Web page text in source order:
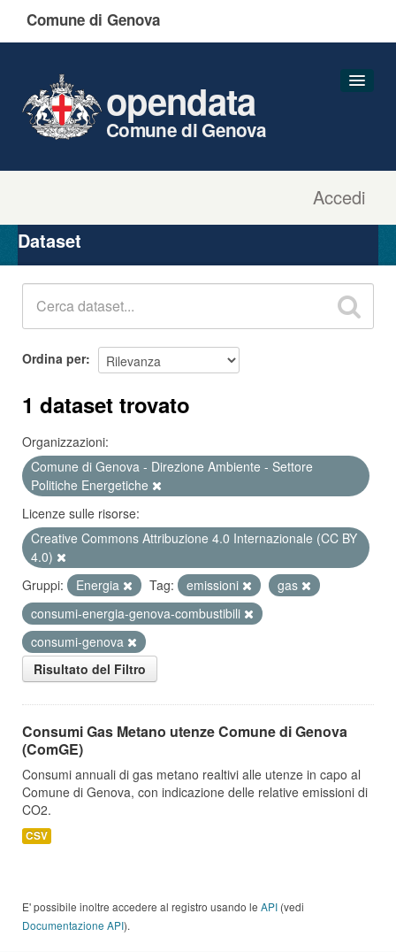
Comune di Genova
Accedi
opendata
Comune di Genova
Organizzazioni
Gruppi
Dataset
Ordina per
1 dataset trovato
Organizzazioni:
Comune di Genova - Direzione Ambiente - Settore
Politiche Energetiche
Licenze sulle risorse:
Creative Commons Attribuzione 4.0 Internazionale (CC BY
4.0)
Gruppi:
Energia Tag: emissioni
gas
consumi-energia-genova-combustibili
consumi-genova
Risultato del Filtro
Consumi Gas Metano utenze Comune di Genova
(ComGE)
Consumi annuali di gas metano realtivi alle utenze in capo al
Comune di Genova, con indicazione delle relative emissioni di
CO2.
CSV
E' possibile inoltre accedere al registro usando le API (vedi
Documentazione API).